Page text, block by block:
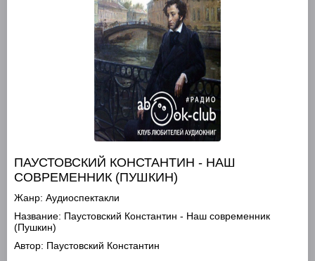
ПАУСТОВСКИЙ КОНСТАНТИН - НАШ
СОВРЕМЕННИК (ПУШКИН)
Жанр: Аудиоспектакли
Название: Паустовский Константин - Наш современник
(Пушкин)
Автор: Паустовский Константин